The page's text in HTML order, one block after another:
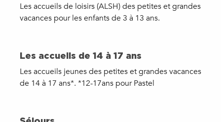
Les accueils de loisirs (ALSH) des petites et grandes
vacances pour les enfants de 3 à 13 ans.
Les accueils de 14 à 17 ans
Les accueils jeunes des petites et grandes vacances
de 14 à 17 ans*. *12-17ans pour Pastel